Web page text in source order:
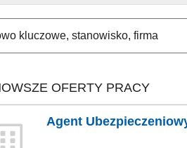
OFERTY PRACY
Agent